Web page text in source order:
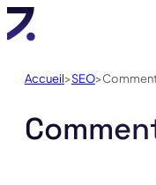
Accueil SEO